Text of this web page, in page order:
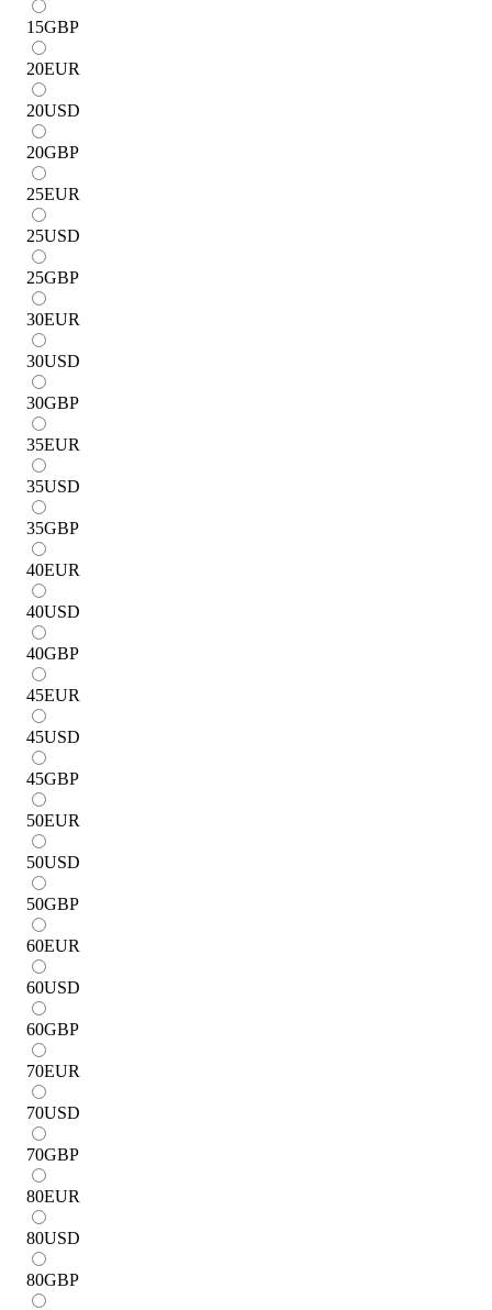
15GBP
20EUR
20USD
20GBP
25EUR
25USD
25GBP
30EUR
30USD
30GBP
35EUR
35USD
35GBP
40EUR
40USD
40GBP
45EUR
45USD
45GBP
50EUR
50USD
50GBP
60EUR
60USD
60GBP
70EUR
70USD
70GBP
80EUR
80USD
80GBP